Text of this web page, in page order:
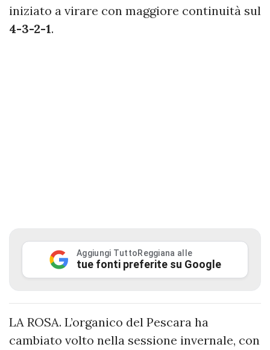
iniziato a virare con maggiore continuità sul
4-3-2-1.
Aggiungi TuttoReggiana alle
tue fonti preferite su Google
LA ROSA. L’organico del Pescara ha
cambiato volto nella sessione invernale, con